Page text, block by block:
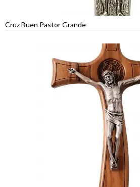
Cruz Buen Pastor Grande